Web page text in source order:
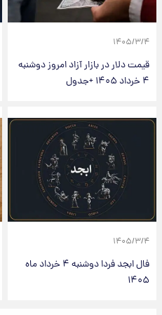
۱۴۰۵/۳/۴
قیمت دلار در بازار آزاد امروز دوشنبه
۴ خرداد ۱۴۰۵ +جدول
۱۴۰۵/۳/۴
فال ابجد فردا دوشنبه ۴ خرداد ماه
۱۴۰۵